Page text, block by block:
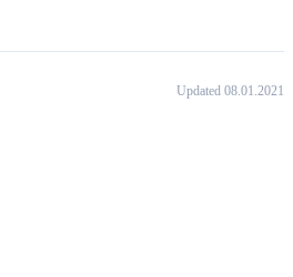
Updated 08.01.2021